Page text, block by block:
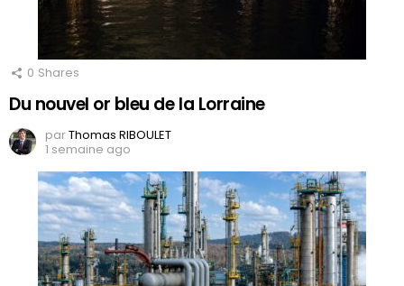
0 Shares
Du nouvel or bleu de la Lorraine
parThomas RIBOULET
1 semaine ago